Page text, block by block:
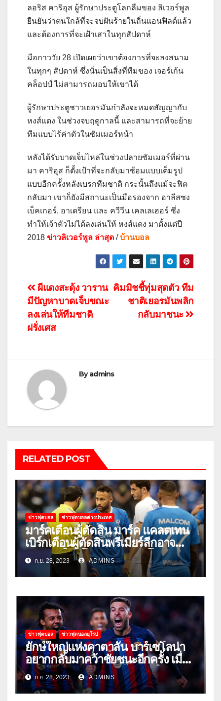
ลอริส คาริอุส ผู้รักษาประตูโลกลืมของ ลิเวอร์พูล
ยืนยันว่าตนใกล้ที่จะจบฝันร้ายในถิ่นแอนฟิลด์แล้ว
และต้องการที่จะเฝ้าเสาในทุกสัปดาห์
มือกาววัย 28 เปิดเผยว่าเขาต้องการที่จะลงสนาม
ในทุกๆ สัปดาห์ ซึ่งนั่นเป็นสิ่งที่ทีมของ เจอร์เก้น
คล็อปป์ ไม่สามารถมอบให้เขาได้
ผู้รักษาประตูชาวเยอรมันกำลังจะหมดสัญญากับ
หงส์แดง ในช่วงจบฤดูกาลนี้ และสามารถที่จะย้าย
ทีมแบบไร้ค่าตัวในซัมเมอร์หน้า
หลังได้รับบาดเจ็บไหล่ในช่วงปลายซัมเมอร์ที่ผ่าน
มา คาริอุส ก็ตั้งเป้าที่จะกลับมาซ้อมแบบเต็มรูป
แบบอีกครั้งหลังเบรกทีมชาติ กระนั้นถึงแม้จะฟิต
กลับมา เขาก็ยังมีสถานะเป็นมือรองจาก อาลีสซง
เบ็คเกอร์, อาเดรียน และ ควีวีน เคลเลเฮอร์ ซึ่ง
ทำให้เจ้าตัวไม่ได้ลงเล่นให้ หงส์แดง มาตั้งแต่ปี
2018 ข่าวลิเวอร์พูล ล่าสุด /บ้านบอล
แนะแนว
เรื่อง
คิมมิชชี้ทุ่มสุดตัว ทีม
ชาติเยอรมันพลิก
กลับมาชนะ
ผีแดงสะดุ้ง วาราน
มีปัญหาบาดเจ็บขณะ
ลงเล่นให้ทีมชาติ
ฝรั่งเศส
Byadmins
RELATED POST
ข่าวฟุตบอล ข่าวฟุตบอลต่างประเทศ
มาร์คเตือนผู้ตัดสิน มาร์ค แคลตเทน
เบิร์กเตือนผู้ตัดสินพรีเมียร์ลีกอาจ
‘ยอมแพ้ในยูโรหรือฟุตบอลโลก’
ก.ย. 28, 2023 ADMINS
ข่าวฟุตบอล ข่าวฟุตบอลยุโรป
ยักษ์ใหญ่แห่งคาตาลัน บาร์เซโลน่า
อยากกลับมาคว้าชัยชนะอีกครั้ง เมื่อ
พวกเขาเปิดบ้านรับมือเซบีย่าในลีก
ก.ย. 28, 2023 ADMINS